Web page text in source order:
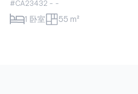
#CA23432 - -
1 卧室 55 m²